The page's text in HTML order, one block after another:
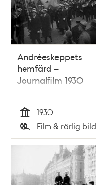
Andréeskeppets
hemfärd –
Journalfilm 1930
Tid
1930
Typ
Film & rörlig bild